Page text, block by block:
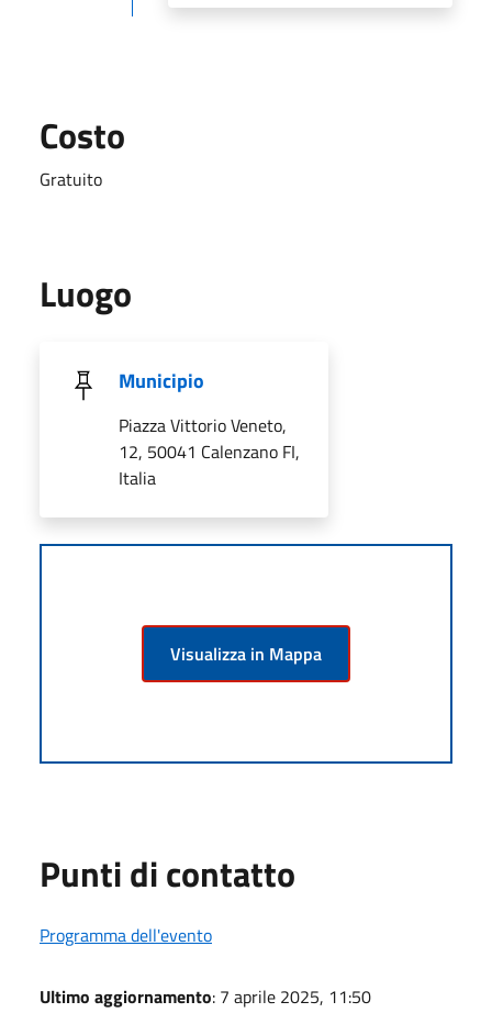
Costo
Gratuito
Luogo
Municipio
Piazza Vittorio Veneto,
12, 50041 Calenzano FI,
Italia
Visualizza in Mappa
Punti di contatto
Programma dell'evento
Ultimo aggiornamento: 7 aprile 2025, 11:50